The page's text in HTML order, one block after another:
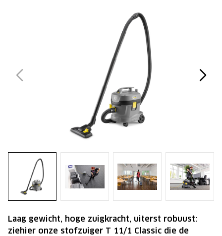
Laag gewicht, hoge zuigkracht, uiterst robuust:
ziehier onze stofzuiger T 11/1 Classic die de